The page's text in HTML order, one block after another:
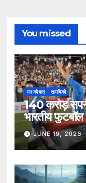
You missed
मन की बात सामयिकी
140 करोड़
भारतीय
JUNE 19, 2026